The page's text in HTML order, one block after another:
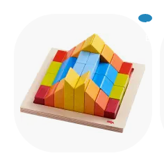
49
Excl.